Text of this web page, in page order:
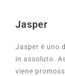
Jasper
Jasper è uno
in assoluto.
viene